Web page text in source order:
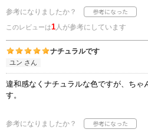
参考になりましたか？
このレビューは1人が参考にしています
ナチュラルです
ユン さん
違和感なくナチュラルな色ですが、ちゃ
す。
参考になりましたか？